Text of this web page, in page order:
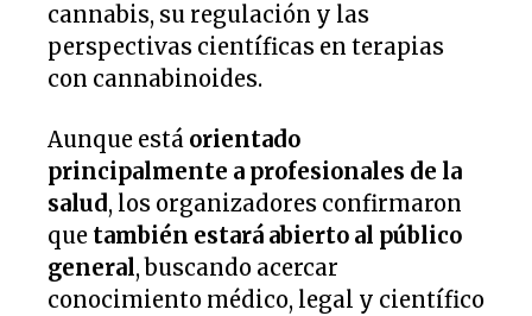
cannabis, su regulación y las
perspectivas científicas en terapias
con cannabinoides.
Aunque está orientado
principalmente a profesionales de la
salud, los organizadores confirmaron
que también estará abierto al público
general, buscando acercar
conocimiento médico, legal y científico